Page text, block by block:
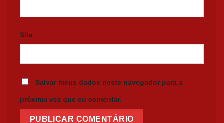
Site
Salvar meus dados neste navegador para a
próxima vez que eu comentar.